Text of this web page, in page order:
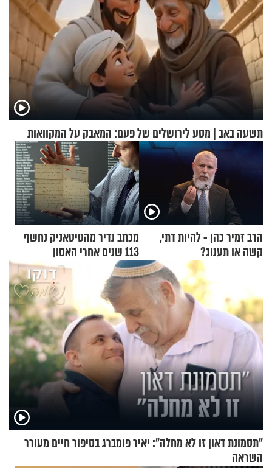
תשעה באב | מסע לירושלים של פעם: המאבק על המקוואות
הרב זמיר כהן - להיות דתי,
קשה או תענוג?
מכתב נדיר מהטיטאניק נחשף
113 שנים אחרי האסון
"תסמונת דאון זו לא מחלה": יאיר פומברג בסיפור חיים מעורר
השראה